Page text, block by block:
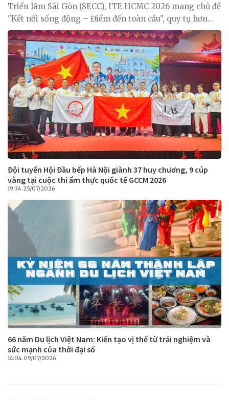
Triển lãm Sài Gòn (SECC), ITE HCMC 2026 mang chủ đề
"Kết nối sống động – Điểm đến toàn cầu", quy tụ hơn
520 đơn vị triển lãm, 260 người mua quốc tế đến từ hơn
40 quốc gia và vùng lãnh thổ, khoảng 21.000 cuộc hẹn
giao thương B2B cùng hàng loạt diễn đàn chuyên
ngành và ba Hội nghị Bộ trưởng Du lịch tiểu vùng Mê
Kông.
Đội tuyển Hội Đầu bếp Hà Nội giành 37 huy chương, 9 cúp
vàng tại cuộc thi ẩm thực quốc tế GCCM 2026
19:34 25/07/2026
66 năm Du lịch Việt Nam: Kiến tạo vị thế từ trải nghiệm và
sức mạnh của thời đại số
14:04 09/07/2026